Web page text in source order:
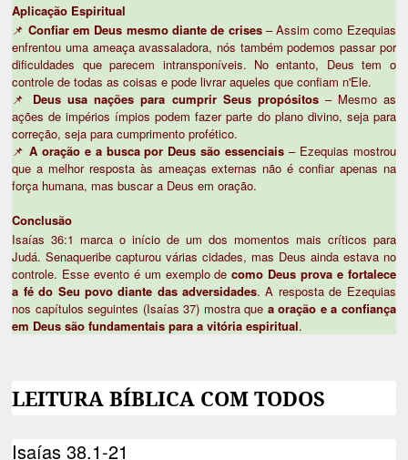
Aplicação Espiritual
📌 Confiar em Deus mesmo diante de crises– Assim como Ezequias
enfrentou uma ameaça avassaladora, nós também podemos passar por
dificuldades que parecem intransponíveis. No entanto, Deus tem o
controle de todas as coisas e pode livrar aqueles que confiam n'Ele.
📌 Deus usa nações para cumprir Seus propósitos– Mesmo as
ações de impérios ímpios podem fazer parte do plano divino, seja para
correção, seja para cumprimento profético.
📌A oração e a busca por Deus são essenciais – Ezequias mostrou
que a melhor resposta às ameaças externas não é confiar apenas na
força humana, mas buscar a Deus em oração.
Conclusão
Isaías 36:1 marca o início de um dos momentos mais críticos para
Judá. Senaqueribe capturou várias cidades, mas Deus ainda estava no
controle. Esse evento é um exemplo decomo Deus prova e fortalece
a fé do Seu povo diante das adversidades. A resposta de Ezequias
nos capítulos seguintes (Isaías 37) mostra que a oração e a confiança
em Deus são fundamentais para a vitória espiritual.
LEITURA BÍBLICA COM TODOS
Isaías 38.1-21